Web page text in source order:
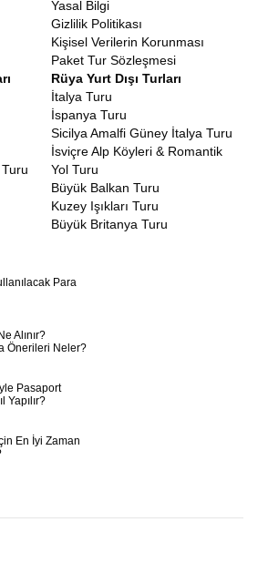
olarak Güney Fransa turu vize
sunuyoruz. Evrak hazırlığından
tüm aşamalarda danışmanlarımız
türlerinin vizeden muaf olması ise
Başvuru sürecinin nasıl ilerleyeceğini
Turlar Dahil
gelse de,
Fransa Rivierası kış turu
Yaz kalabalığı yok, şehirler daha
Kışın bile ılıman olan iklim
tadını çıkarabilir, Provence’ın sessiz
sahil boyunca romantik yürüyüşler
otellerin uygun fiyatlarla hizmet
sunuyor.
bu tur, yalnızca bir yolculuk
ruhunuzu dinlendiren, estetik algınızı
şarap bağları, lüks sahil kasabaları ve
aynı programın içinde birleşiyor. Eğer siz
lavanta kokulu sokaklarına
dokunmak istiyorsanız doğru
birlikte gerçekleştirmek için
Yasal Bilgi
Gizlilik Politikası
Kişisel Verilerin Korunması
Paket Tur Sözleşmesi
Rüya Yurt Dışı Turları
İtalya Turu
İspanya Turu
Sicilya Amalfi Güney İtalya Turu
İsviçre Alp Köyleri & Romantik
Yol Turu
Büyük Balkan Turu
Kuzey Işıkları Turu
Büyük Britanya Turu
Para
Alınır?
Önerileri Neler?
Pasaport
Yapılır?
En İyi Zaman